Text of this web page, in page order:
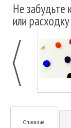
Не забудьте
или расходку
Описание